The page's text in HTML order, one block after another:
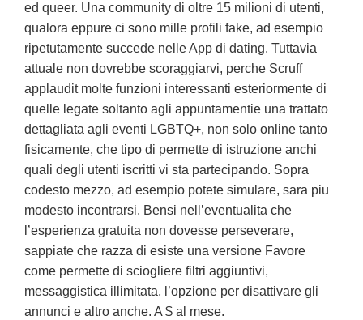
ed queer. Una community di oltre 15 milioni di utenti,
qualora eppure ci sono mille profili fake, ad esempio
ripetutamente succede nelle App di dating. Tuttavia
attuale non dovrebbe scoraggiarvi, perche Scruff
applaudit molte funzioni interessanti esteriormente di
quelle legate soltanto agli appuntamentie una trattato
dettagliata agli eventi LGBTQ+, non solo online tanto
fisicamente, che tipo di permette di istruzione anchi
quali degli utenti iscritti vi sta partecipando. Sopra
codesto mezzo, ad esempio potete simulare, sara piu
modesto incontrarsi. Bensi nell’eventualita che
l’esperienza gratuita non dovesse perseverare,
sappiate che razza di esiste una versione Favore
come permette di sciogliere filtri aggiuntivi,
messaggistica illimitata, l’opzione per disattivare gli
annunci e altro anche. A $ al mese.